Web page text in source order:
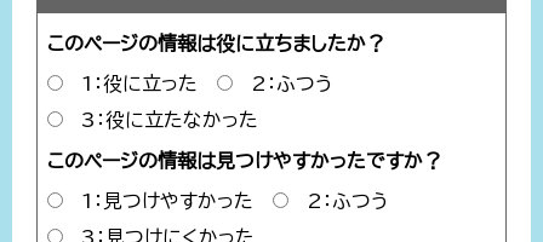
このページの情報は役に立ちましたか？
1：役に立った
2：ふつう
3：役に立たなかった
このページの情報は見つけやすかったですか？
1：見つけやすかった
2：ふつう
3：見つけにくかった